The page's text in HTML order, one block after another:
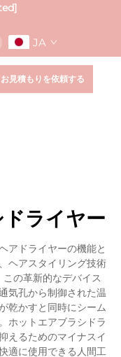
JA
お見積もりを依頼する
ライヤー
アドライヤーの機能と
ヘアスタイリング技術
の革新的なデバイス
気孔から制御された温
乾かすと同時にシーム
ホットエアブラシドラ
えるためのマイナスイ
適に使用できる人間工